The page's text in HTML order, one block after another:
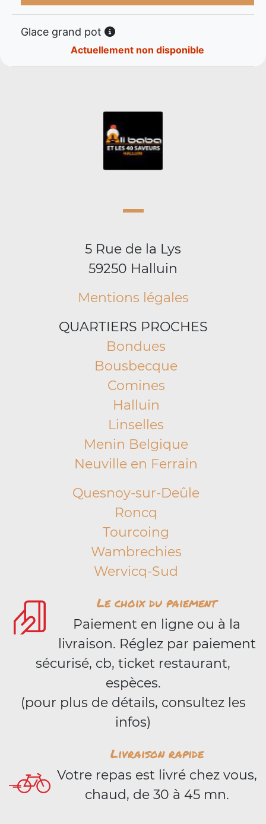
Glace grand pot
Actuellement non disponible
5 Rue de la Lys
59250 Halluin
Mentions légales
QUARTIERS PROCHES
Bondues
Bousbecque
Comines
Halluin
Linselles
Menin Belgique
Neuville en Ferrain
Quesnoy-sur-Deûle
Roncq
Tourcoing
Wambrechies
Wervicq-Sud
Le choix du paiement
Paiement en ligne ou à la
livraison. Réglez par paiement
sécurisé, cb, ticket restaurant,
espèces.
(pour plus de détails, consultez les
infos)
Livraison rapide
Votre repas est livré chez vous,
chaud, de 30 à 45 mn.